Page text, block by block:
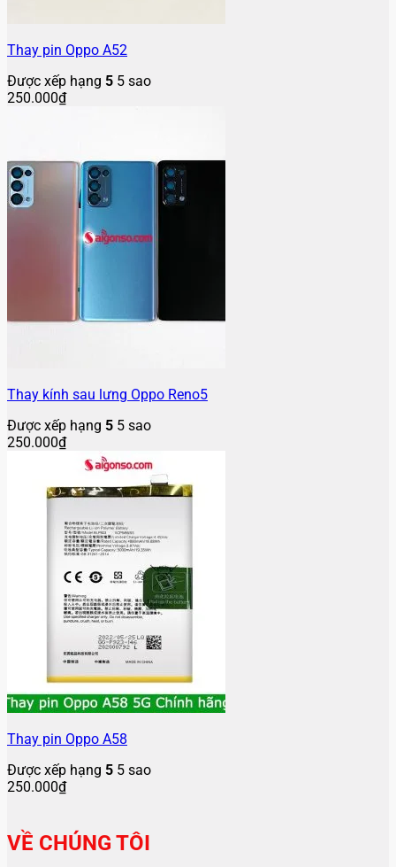
Thay pin Oppo A52
Được xếp hạng 5 5 sao
250.000₫
Thay kính sau lưng Oppo Reno5
Được xếp hạng 5 5 sao
250.000₫
Thay pin Oppo A58
Được xếp hạng 5 5 sao
250.000₫
VỀ CHÚNG TÔI